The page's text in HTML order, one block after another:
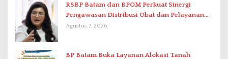
RSBP Batam dan BPOM Perkuat Sinergi
Pengawasan Distribusi Obat dan Pelayanan
Kefarmasian
Agustus 7, 2026
BP Batam Buka Layanan Alokasi Tanah